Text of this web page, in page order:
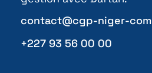
contact@cgp-niger-com
+227 93 56 00 00